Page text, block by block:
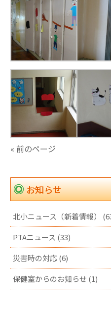
« 前のページ
お知らせ
北小ニュース（新着情報）
PTAニュース (33)
災害時の対応 (6)
保健室からのお知らせ (1)